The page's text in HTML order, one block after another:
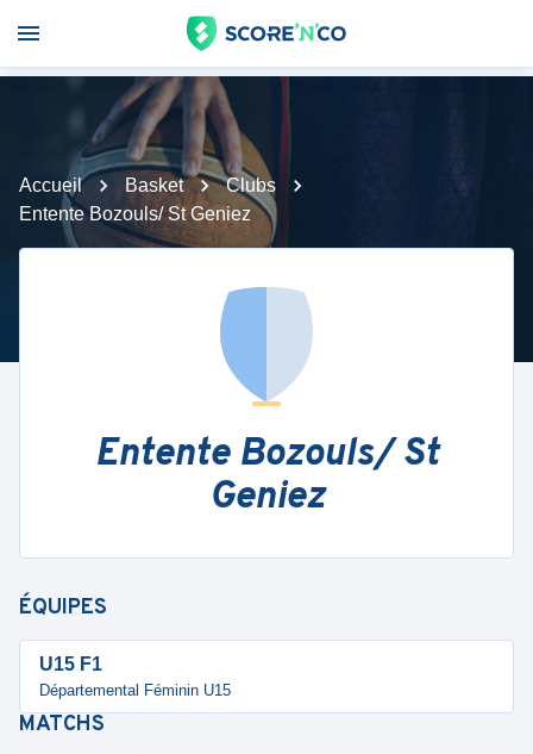
Accueil Basket
Clubs
Entente Bozouls/ St Geniez
Entente Bozouls/ St
Geniez
ÉQUIPES
U15 F1
Départemental Féminin U15
MATCHS